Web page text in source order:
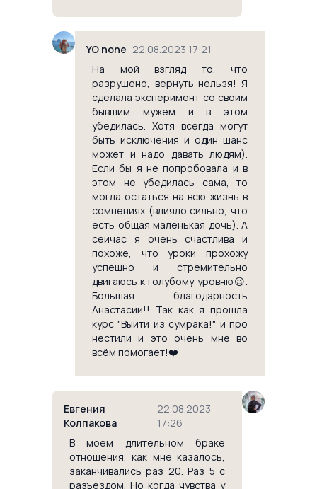
YO none 22.08.2023 17:21
На мой взгляд то, что
разрушено, вернуть нельзя! Я
сделала эксперимент со своим
бывшим мужем и в этом
убедилась. Хотя всегда могут
быть исключения и один шанс
может и надо давать людям).
Если бы я не попробовала и в
этом не убедилась сама, то
могла остаться на всю жизнь в
сомнениях (влияло сильно, что
есть общая маленькая дочь). А
сейчас я очень счастлива и
похоже, что уроки прохожу
успешно и стремительно
двигаюсь к голубому уровню😉.
Большая благодарность
Анастасии!! Так как я прошла
курс "Выйти из сумрака!" и про
нестили и это очень мне во
всём помогает!❤️
Евгения
Колпакова
22.08.2023
17:26
В моем длительном браке
отношения, как мне казалось,
заканчивались раз 20. Раз 5 с
разъездом. Но когда чувства у